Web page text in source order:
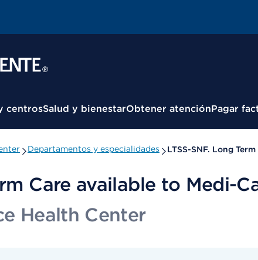
centrosSalud y bienestarObtener atenciónPagar
Departamentos y especialidades LTSS-SNF. Long
Care available to Medi-
Health Center